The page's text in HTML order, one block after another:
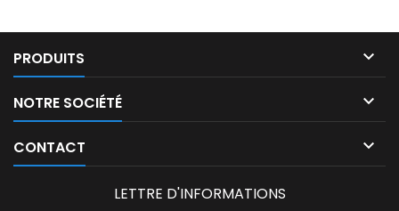
PRODUITS 
NOTRE SOCIÉTÉ 
CONTACT 
LETTRE D'INFORMATIONS